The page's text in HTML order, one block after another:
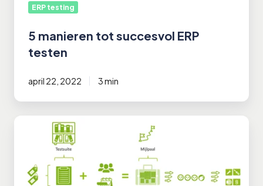
ERP testing
5 manieren tot succesvol ERP
testen
april 22, 2022 3 min
Testgeval,
Testsuite,